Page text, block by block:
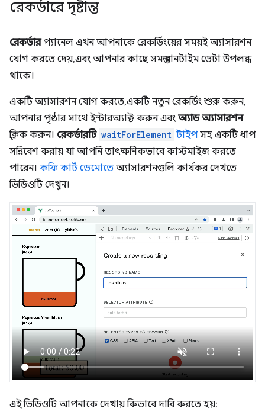
রেকর্ডারে দৃষ্টান্ত
রেকর্ডারপ্যানেল এখন আপনাকে রেকর্ডিংয়ের সময়ই অ্যাসারশন
যোগ করতে দেয়, এবং আপনার কাছে সমস্ত রানটাইম ডেটা উপলব্ধ
থাকে।
একটি অ্যাসারশন যোগ করতে, একটি নতুন রেকর্ডিং শুরু করুন,
আপনার পৃষ্ঠার সাথে ইন্টারঅ্যাক্ট করুন এবং অ্যাড অ্যাসারশন
ক্লিক করুন। রেকর্ডারটি waitForElement টাইপসহ একটি ধাপ
সন্নিবেশ করায় যা আপনি তাৎক্ষণিকভাবে কাস্টমাইজ করতে
পারেন। কফি কার্ট ডেমোতে অ্যাসারশনগুলি কার্যকর দেখতে
ভিডিওটি দেখুন।
এই ভিডিওটি আপনাকে দেখায় কিভাবে দাবি করতে হয়: